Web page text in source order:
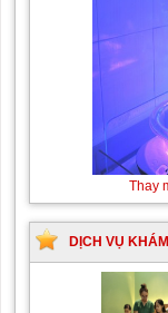
Thay
DỊCH VỤ